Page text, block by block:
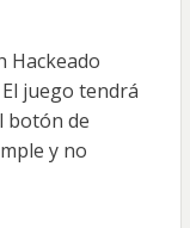
Hackeado
juego tendrá
botón de
y no